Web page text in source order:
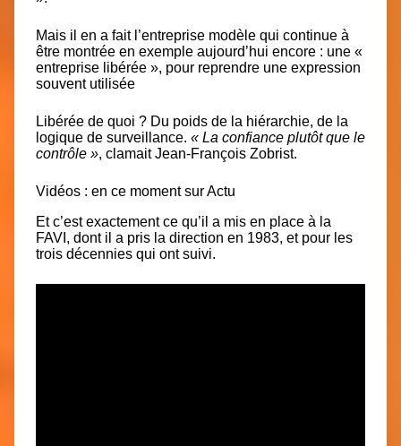
Mais il en a fait l’entreprise modèle qui continue à
être montrée en exemple aujourd’hui encore : une «
entreprise libérée », pour reprendre une expression
souvent utilisée
Libérée de quoi ? Du poids de la hiérarchie, de la
logique de surveillance. « La confiance plutôt que le
contrôle », clamait Jean-François Zobrist.
Vidéos : en ce moment sur Actu
Et c’est exactement ce qu’il a mis en place à la
FAVI, dont il a pris la direction en 1983, et pour les
trois décennies qui ont suivi.